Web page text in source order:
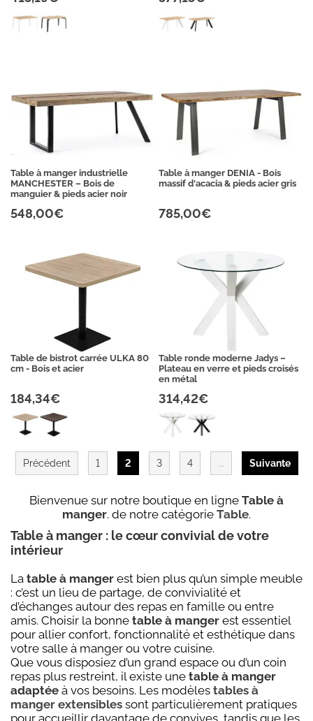
Table à manger industrielle
MANCHESTER – Bois de
manguier & pieds acier noir
548,00€
Table à manger DENIA - Bois
massif d'acacia & pieds acier gris
785,00€
Table de bistrot carrée ULKA 80
cm - Bois et acier
184,34€
Table ronde moderne Jadys –
Plateau en verre et pieds croisés
en métal
314,42€
Précédent 1 2 3 4 ... Suivante
Bienvenue sur notre boutique en ligne Table à
manger. de notre catégorie Table.
Table à manger : le cœur convivial de votre
intérieur
La table à manger est bien plus qu’un simple meuble
: c’est un lieu de partage, de convivialité et
d’échanges autour des repas en famille ou entre
amis. Choisir la bonne table à manger est essentiel
pour allier confort, fonctionnalité et esthétique dans
votre salle à manger ou votre cuisine.
Que vous disposiez d’un grand espace ou d’un coin
repas plus restreint, il existe une table à manger
adaptée à vos besoins. Les modèles tables à
manger extensibles sont particulièrement pratiques
pour accueillir davantage de convives, tandis que les